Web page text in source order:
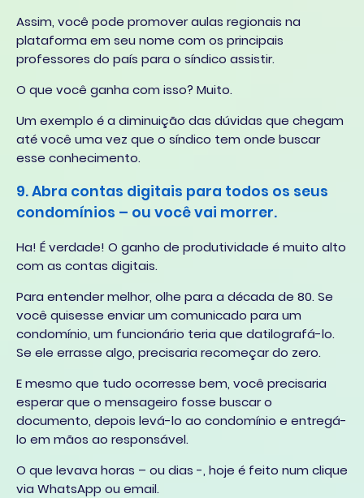
Assim, você pode promover aulas regionais na
plataforma em seu nome com os principais
professores do país para o síndico assistir.
O que você ganha com isso? Muito.
Um exemplo é a diminuição das dúvidas que chegam
até você uma vez que o síndico tem onde buscar
esse conhecimento.
9. Abra contas digitais para todos os seus
condomínios – ou você vai morrer.
Ha! É verdade! O ganho de produtividade é muito alto
com as contas digitais.
Para entender melhor, olhe para a década de 80. Se
você quisesse enviar um comunicado para um
condomínio, um funcionário teria que datilografá-lo.
Se ele errasse algo, precisaria recomeçar do zero.
E mesmo que tudo ocorresse bem, você precisaria
esperar que o mensageiro fosse buscar o
documento, depois levá-lo ao condomínio e entregá-
lo em mãos ao responsável.
O que levava horas – ou dias -, hoje é feito num clique
via WhatsApp ou email.